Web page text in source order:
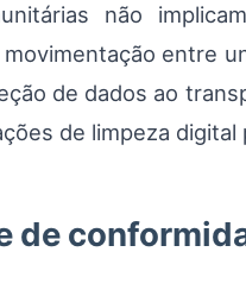
não
entre
de dados ao
de limpeza digital
de